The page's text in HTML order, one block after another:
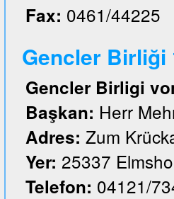
Fax: 0461/44225
Gencler Birliği
Gencler Birligi
Başkan: Herr
Adres: Zum
Yer: 25337
Telefon: 04121/